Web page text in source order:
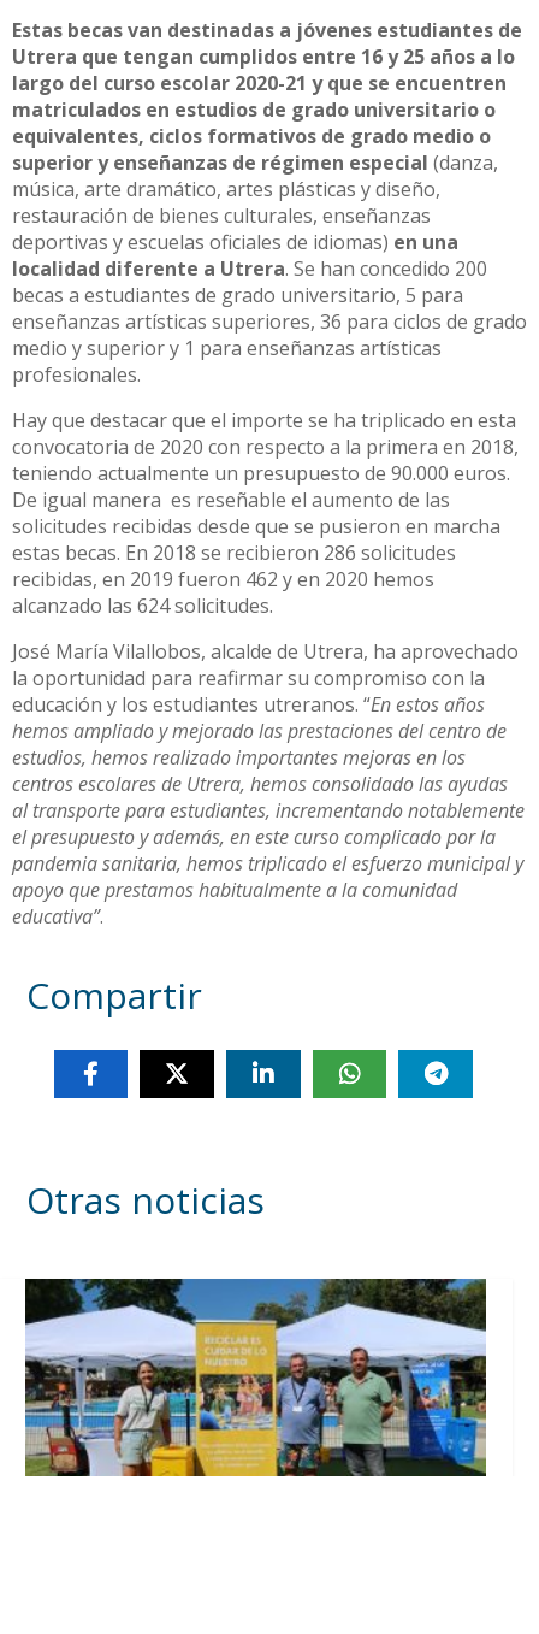
Estas becas van destinadas a jóvenes estudiantes de
Utrera que tengan cumplidos entre 16 y 25 años a lo
largo del curso escolar 2020-21 y que se encuentren
matriculados en estudios de grado universitario o
equivalentes, ciclos formativos de grado medio o
superior y enseñanzas de régimen especial (danza,
música, arte dramático, artes plásticas y diseño,
restauración de bienes culturales, enseñanzas
deportivas y escuelas oficiales de idiomas) en una
localidad diferente a Utrera. Se han concedido 200
becas a estudiantes de grado universitario, 5 para
enseñanzas artísticas superiores, 36 para ciclos de grado
medio y superior y 1 para enseñanzas artísticas
profesionales.
Hay que destacar que el importe se ha triplicado en esta
convocatoria de 2020 con respecto a la primera en 2018,
teniendo actualmente un presupuesto de 90.000 euros.
De igual manera es reseñable el aumento de las
solicitudes recibidas desde que se pusieron en marcha
estas becas. En 2018 se recibieron 286 solicitudes
recibidas, en 2019 fueron 462 y en 2020 hemos
alcanzado las 624 solicitudes.
José María Vilallobos, alcalde de Utrera, ha aprovechado
la oportunidad para reafirmar su compromiso con la
educación y los estudiantes utreranos. “En estos años
hemos ampliado y mejorado las prestaciones del centro de
estudios, hemos realizado importantes mejoras en los
centros escolares de Utrera, hemos consolidado las ayudas
al transporte para estudiantes, incrementando notablemente
el presupuesto y además, en este curso complicado por la
pandemia sanitaria, hemos triplicado el esfuerzo municipal y
apoyo que prestamos habitualmente a la comunidad
educativa”.
Compartir
Otras noticias